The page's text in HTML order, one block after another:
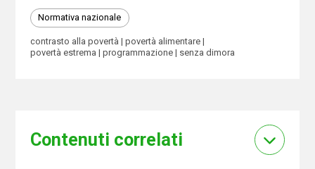
Normativa nazionale
contrasto alla povertà
povertà alimentare
povertà estrema
programmazione senza dimora
Contenuti correlati